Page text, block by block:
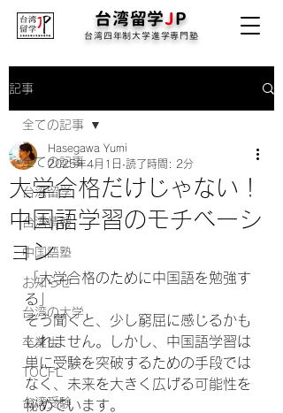
台湾留学JP
台湾四年制大学進学専門塾
記事
全ての記事
台湾留学
台湾情報
中国語塾
お知らせ
台湾の大学
卒業生
TOCFL
台湾受験
全ての記事
大学合格だけじゃない！
中国語学習のモチベーシ
ョン
Hasegawa Yumi
2025年4月1日 読了時間: 2分
「大学合格のために中国語を勉強す
る」
そう聞くと、少し窮屈に感じるかも
しれません。しかし、中国語学習は
単に受験を突破するための手段では
なく、未来を大きく広げる可能性を
秘めています。